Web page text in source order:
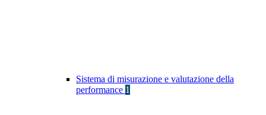
Sistema di misurazione e valutazione della
performance 1